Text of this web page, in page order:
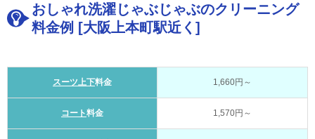
おしゃれ洗濯じゃぶじゃぶのクリーニング
料金例 [大阪上本町駅近く]
スーツ上下料金 1,660円～
コート料金 1,570円～